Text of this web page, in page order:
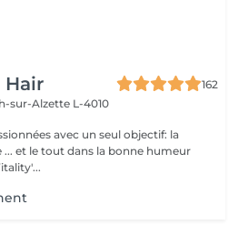
Hair
162
sur-Alzette L-4010
avec un seul objectif: la
... et le tout dans la bonne humeur